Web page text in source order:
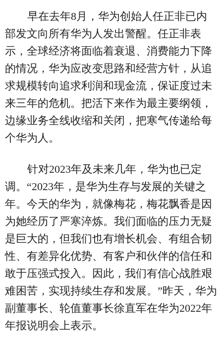
早在去年8月，华为创始人任正非已内
部发文向所有华为人发出警醒。任正非表
示，全球经济将面临着衰退、消费能力下降
的情况，华为应改变思路和经营方针，从追
求规模转向追求利润和现金流，保证度过未
来三年的危机。把活下来作为最主要纲领，
边缘业务全线收缩和关闭，把寒气传递给每
个华为人。
针对2023年及未来几年，华为也已定
调。“2023年，是华为生存与发展的关键之
年。今天的华为，就像梅花，梅花飘香是因
为她经历了严寒淬炼。我们面临的压力无疑
是巨大的，但我们也有增长机会、有组合韧
性、有差异化优势、有客户和伙伴的信任和
敢于压强式投入。因此，我们有信心战胜艰
难困苦，实现持续生存和发展。”昨天，华为
副董事长、轮值董事长徐直军在华为2022年
年报说明会上表示。